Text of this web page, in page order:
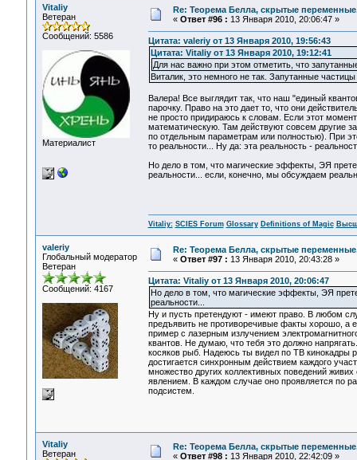
Vitaliy
Ветеран
Сообщений: 5586
Материалист
Re: Теорема Белла, скрытые
« Ответ #96 : 13 Января 2010, 20:06:47 »
Цитата: valeriy от 13 Января 2010, 19:56:43
Цитата: Vitaliy от 13 Января 2010, 19:12:41
Для нас важно при этом отметить, что
Виталик, это немного не так. Запутанные
Валера! Все выглядит так, что наш "единый
парочку. Право на это дает то, что они
не просто придираюсь к словам. Если этот
математическую. Там действуют совсем другие
по отдельным параметрам или полностью). При
то реальности... Ну да: эта реальность -
Но дело в том, что магические эффекты, ЭЯ
реальности... если, конечно, мы обсуждаем
Vitaliy: SCIES Forum Glossary Definitions of Magic
valeriy
Глобальный модератор
Ветеран
Сообщений: 4167
Re: Теорема Белла, скрытые
« Ответ #97 : 13 Января 2010, 20:43:28 »
Цитата: Vitaliy от 13 Января 2010, 20:06:47
Но дело в том, что магические эффекты, ЭЯ
реальности...
Ну и пусть претендуют - имеют право. В любом
предъявить не противоречивые факты хорошо, а
пример с лазерным излучением
квантов. Не думаю, что тебя это должно
косяков рыб. Надеюсь ты видел по ТВ кинокадры
достигается синхронным действием каждого
множество других коллективных поведений
явлением. В каждом случае оно проявляется по
подсистем.
Vitaliy
Ветеран
Re: Теорема Белла, скрытые
« Ответ #98 : 13 Января 2010, 22:42:09 »